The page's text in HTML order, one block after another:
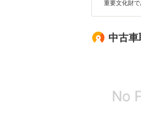
重要文化財
中古